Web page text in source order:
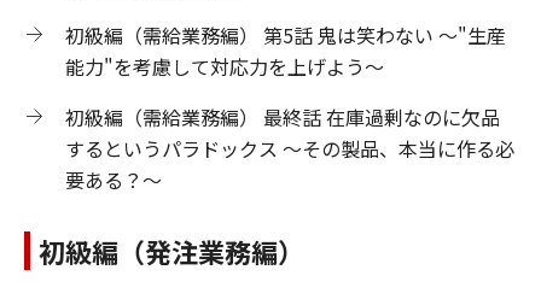
初級編（需給業務編） 第5話 鬼は笑わない ～"生産
能力"を考慮して対応力を上げよう～
初級編（需給業務編） 最終話 在庫過剰なのに欠品
するというパラドックス ～その製品、本当に作る必
要ある？～
初級編（発注業務編）